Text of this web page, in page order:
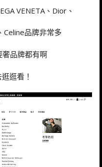
VENETA、Dior、
品牌非常多
奢品牌都有啊
逛看！